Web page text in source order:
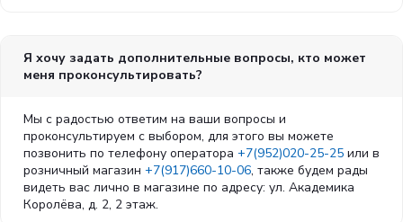
Я хочу задать дополнительные вопросы, кто может
меня проконсультировать?
Мы с радостью ответим на ваши вопросы и
проконсультируем с выбором, для этого вы можете
позвонить по телефону оператора +7(952)020-25-25 или в
розничный магазин +7(917)660-10-06, также будем рады
видеть вас лично в магазине по адресу: ул. Академика
Королёва, д. 2, 2 этаж.